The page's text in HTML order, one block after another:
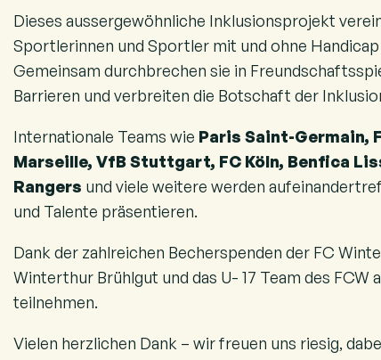
Dieses aussergewöhnliche Inklusionsprojekt
Sportlerinnen und Sportler mit und ohne Handicap
Gemeinsam durchbrechen sie in
Barrieren und verbreiten die Botschaft der
Internationale Teams wie Paris Saint-Germain,
Marseille, VfB Stuttgart, FC Köln, Benfica
Rangers und viele weitere werden
und Talente präsentieren.
Dank der zahlreichen Becherspenden der FC
Winterthur Brühlgut und das U- 17 Team des FCW
teilnehmen.
Vielen herzlichen Dank – wir freuen uns riesig,